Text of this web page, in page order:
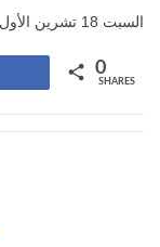
السبت 18 تشرين الأول 2014
0
SHARES